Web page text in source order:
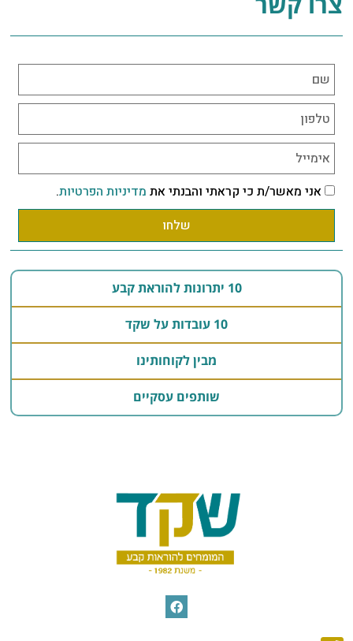
צרו קשר
אני מאשר/ת כי קראתי והבנתי את מדיניות הפרטיות.
שלחו
10 יתרונות להוראת קבע
10 עובדות על שקד
מבין לקוחותינו
שותפים עסקיים